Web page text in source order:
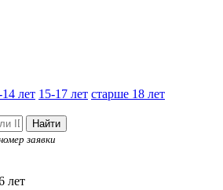
лет 15-17 лет старше 18 лет
Найти
заявки
лет